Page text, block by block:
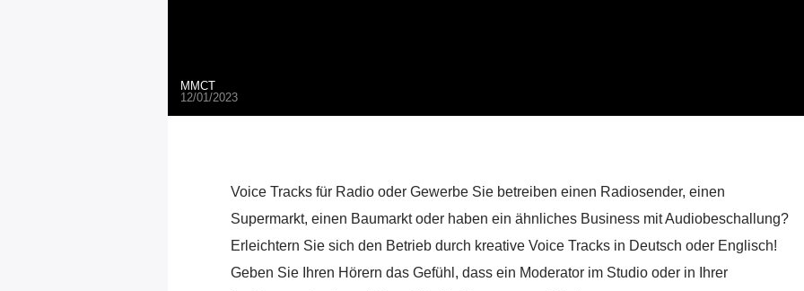
MMCT
12/01/2023
Voice Tracks für Radio oder Gewerbe Sie betreiben einen Radiosender, einen
Supermarkt, einen Baumarkt oder haben ein ähnliches Business mit Audiobeschallung?
Erleichtern Sie sich den Betrieb durch kreative Voice Tracks in Deutsch oder Englisch!
Geben Sie Ihren Hörern das Gefühl, dass ein Moderator im Studio oder in Ihrer